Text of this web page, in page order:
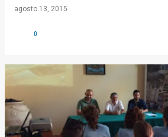
agosto 13, 2015
0